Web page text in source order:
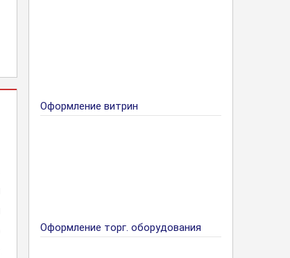
Оформление витрин
Оформление торг. оборудования